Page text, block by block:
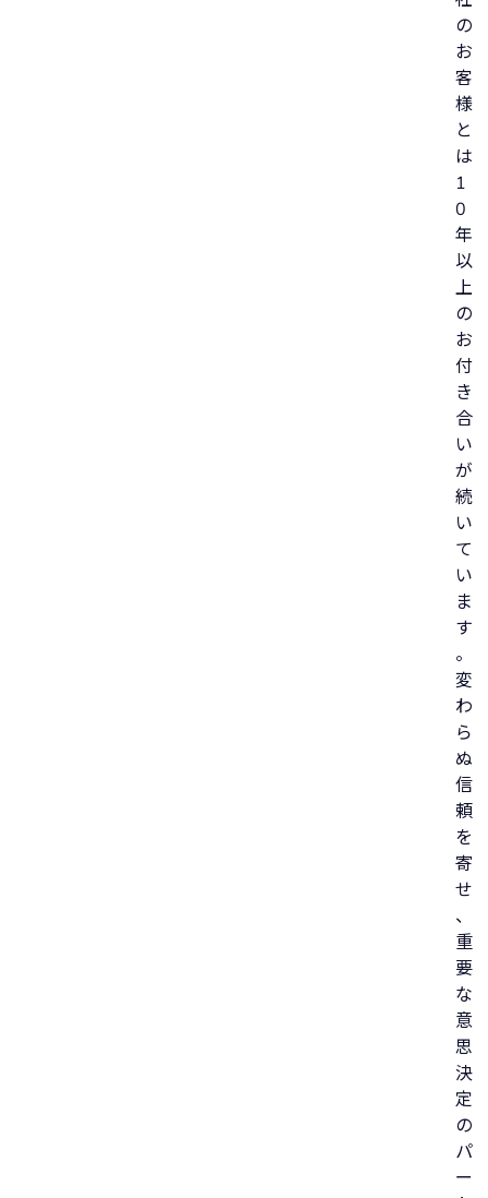
の
お
客
様
と
は
1
0
年
以
上
の
お
付
き
合
い
が
続
い
て
い
ま
す
。
変
わ
ら
ぬ
信
頼
を
寄
せ
、
重
要
な
意
思
決
定
の
パ
ー